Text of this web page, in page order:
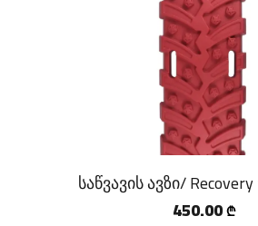
საწვავის ავზი/
450.00 ₾